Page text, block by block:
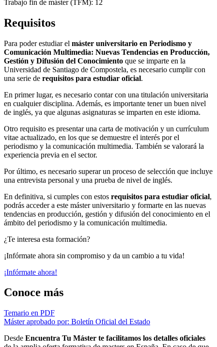
Trabajo fin de máster (TFM): 12
Requisitos
Para poder estudiar el máster universitario en Periodismo y
Comunicación Multimedia: Nuevas Tendencias en Producción,
Gestión y Difusión del Conocimiento que se imparte en la
Universidad de Santiago de Compostela, es necesario cumplir con
una serie de requisitos para estudiar oficial.
En primer lugar, es necesario contar con una titulación universitaria
en cualquier disciplina. Además, es importante tener un buen nivel
de inglés, ya que algunas asignaturas se imparten en este idioma.
Otro requisito es presentar una carta de motivación y un currículum
vitae actualizado, en los que se demuestre el interés por el
periodismo y la comunicación multimedia. También se valorará la
experiencia previa en el sector.
Por último, es necesario superar un proceso de selección que incluye
una entrevista personal y una prueba de nivel de inglés.
En definitiva, si cumples con estos requisitos para estudiar oficial,
podrás acceder a este máster universitario y formarte en las nuevas
tendencias en producción, gestión y difusión del conocimiento en el
ámbito del periodismo y la comunicación multimedia.
¿Te interesa esta formación?
¡Infórmate ahora sin compromiso y da un cambio a tu vida!
¡Infórmate ahora!
Conoce más
Temario en PDF
Máster aprobado por: Boletín Oficial del Estado
Desde Encuentra Tu Máster te facilitamos los detalles oficiales